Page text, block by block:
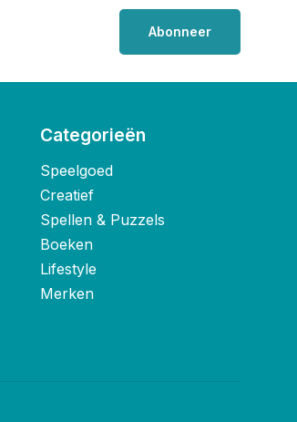
Abonneer
Categorieën
Speelgoed
Creatief
Spellen & Puzzels
Boeken
Lifestyle
Merken